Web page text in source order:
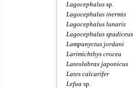
Lagocephalus sp.
Lagocephalus inermis
Lagocephalus lunaris
Lagocephalus spadiceus
Lampanyctus jordani
Larimichthys crocea
Lateolabrax japonicus
Lates calcarifer
Lefua sp.